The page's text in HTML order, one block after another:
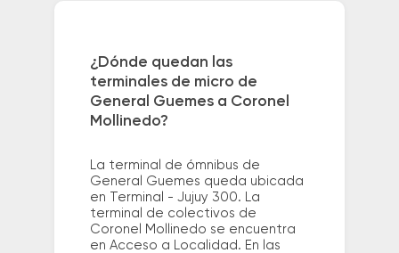
¿Dónde quedan las
terminales de micro de
General Guemes a Coronel
Mollinedo?
La terminal de ómnibus de
General Guemes queda ubicada
en Terminal - Jujuy 300. La
terminal de colectivos de
Coronel Mollinedo se encuentra
en Acceso a Localidad. En las